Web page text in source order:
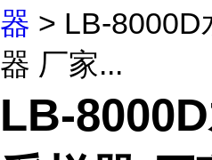
器 > LB-8000D
器 厂家...
LB-